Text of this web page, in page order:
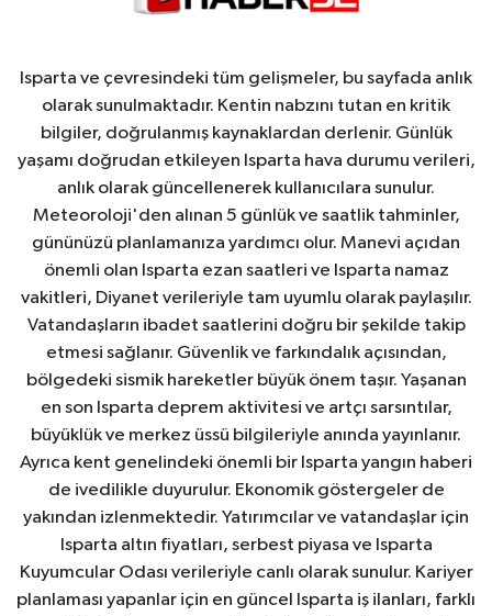
Isparta ve çevresindeki tüm gelişmeler, bu sayfada anlık
olarak sunulmaktadır. Kentin nabzını tutan en kritik
bilgiler, doğrulanmış kaynaklardan derlenir. Günlük
yaşamı doğrudan etkileyen Isparta hava durumu verileri,
anlık olarak güncellenerek kullanıcılara sunulur.
Meteoroloji'den alınan 5 günlük ve saatlik tahminler,
gününüzü planlamanıza yardımcı olur. Manevi açıdan
önemli olan Isparta ezan saatleri ve Isparta namaz
vakitleri, Diyanet verileriyle tam uyumlu olarak paylaşılır.
Vatandaşların ibadet saatlerini doğru bir şekilde takip
etmesi sağlanır. Güvenlik ve farkındalık açısından,
bölgedeki sismik hareketler büyük önem taşır. Yaşanan
en son Isparta deprem aktivitesi ve artçı sarsıntılar,
büyüklük ve merkez üssü bilgileriyle anında yayınlanır.
Ayrıca kent genelindeki önemli bir Isparta yangın haberi
de ivedilikle duyurulur. Ekonomik göstergeler de
yakından izlenmektedir. Yatırımcılar ve vatandaşlar için
Isparta altın fiyatları, serbest piyasa ve Isparta
Kuyumcular Odası verileriyle canlı olarak sunulur. Kariyer
planlaması yapanlar için en güncel Isparta iş ilanları, farklı